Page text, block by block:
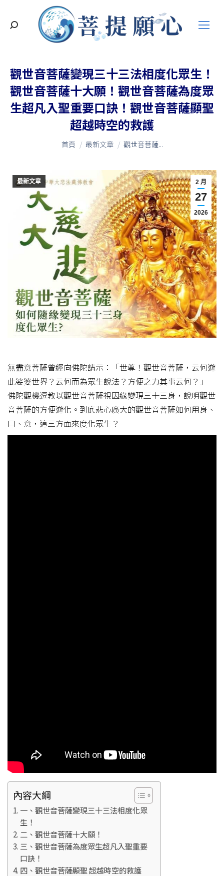
搜
觀世音菩薩變現三十三法相度化眾生！
觀世音菩薩十大願！觀世音菩薩為度眾
生超凡入聖重要口訣！觀世音菩薩顯聖
超越時空的救護
您在這裡：
首頁 最新文章 觀世音菩薩...
2 月
27
2026
最新文章
無盡意菩薩曾經向佛陀請示：「世尊！觀世音菩薩，云何遊
此娑婆世界？云何而為眾生說法？方便之力其事云何？」
佛陀觀機逗教以觀世音菩薩視因緣變現三十三身，說明觀世
音菩薩的方便遊化。到底悲心廣大的觀世音菩薩如何用身、
口、意，這三方面來度化眾生？
內容大綱
一、觀世音菩薩變現三十三法相度化眾
生！
二、觀世音菩薩十大願！
三、觀世音菩薩為度眾生超凡入聖重要
口訣！
四、觀世音菩薩顯聖 超越時空的救護